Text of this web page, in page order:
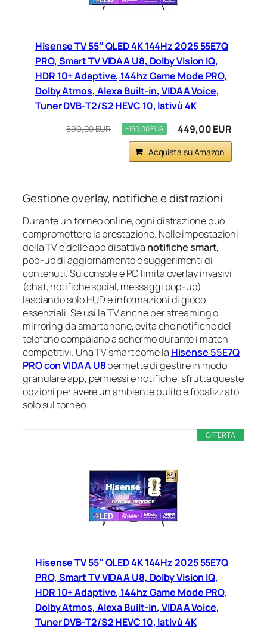
Hisense TV 55″ QLED 4K 144Hz 2025 55E7Q
PRO, Smart TV VIDAA U8, Dolby Vision IQ,
HDR 10+ Adaptive, 144hz Game Mode PRO,
Dolby Atmos, Alexa Built-in, VIDAA Voice,
Tuner DVB-T2/S2 HEVC 10, lativù 4K
599,00 EUR −150,00 EUR 449,00 EUR
Acquista su Amazon
Gestione overlay, notifiche e distrazioni
Durante un torneo online, ogni distrazione può
compromettere la prestazione. Nelle impostazioni
della TV e delle app disattiva notifiche smart,
pop‑up di aggiornamento e suggerimenti di
contenuti. Su console e PC limita overlay invasivi
(chat, notifiche social, messaggi pop‑up)
lasciando solo HUD e informazioni di gioco
essenziali. Se usi la TV anche per streaming o
mirroring da smartphone, evita che notifiche del
telefono compaiano a schermo durante i match
competitivi. Una TV smart come la Hisense 55E7Q
PRO con VIDAA U8permette di gestire in modo
granulare app, permessi e notifiche: sfrutta queste
opzioni per avere un ambiente pulito e focalizzato
solo sul torneo.
OFFERTA
Hisense TV 55″ QLED 4K 144Hz 2025 55E7Q
PRO, Smart TV VIDAA U8, Dolby Vision IQ,
HDR 10+ Adaptive, 144hz Game Mode PRO,
Dolby Atmos, Alexa Built-in, VIDAA Voice,
Tuner DVB-T2/S2 HEVC 10, lativù 4K